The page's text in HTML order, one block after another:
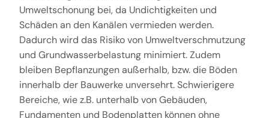
Umweltschonung bei, da Undichtigkeiten und
Schäden an den Kanälen vermieden werden.
Dadurch wird das Risiko von Umweltverschmutzung
und Grundwasserbelastung minimiert. Zudem
bleiben Bepflanzungen außerhalb, bzw. die Böden
innerhalb der Bauwerke unversehrt. Schwierigere
Bereiche, wie z.B. unterhalb von Gebäuden,
Fundamenten und Bodenplatten können ohne